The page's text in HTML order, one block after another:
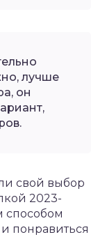
лучше
он
свой выбор
2023-
способом
понравиться